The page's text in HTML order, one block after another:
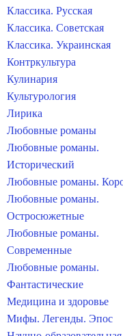
Классика. Русская
Классика. Советская
Классика. Украинская
Контркультура
Кулинария
Культурология
Лирика
Любовные романы
Любовные романы.
Исторический
Любовные романы.
Любовные романы.
Остросюжетные
Любовные романы.
Современные
Любовные романы.
Фантастические
Медицина и здоровье
Мифы. Легенды. Эпос